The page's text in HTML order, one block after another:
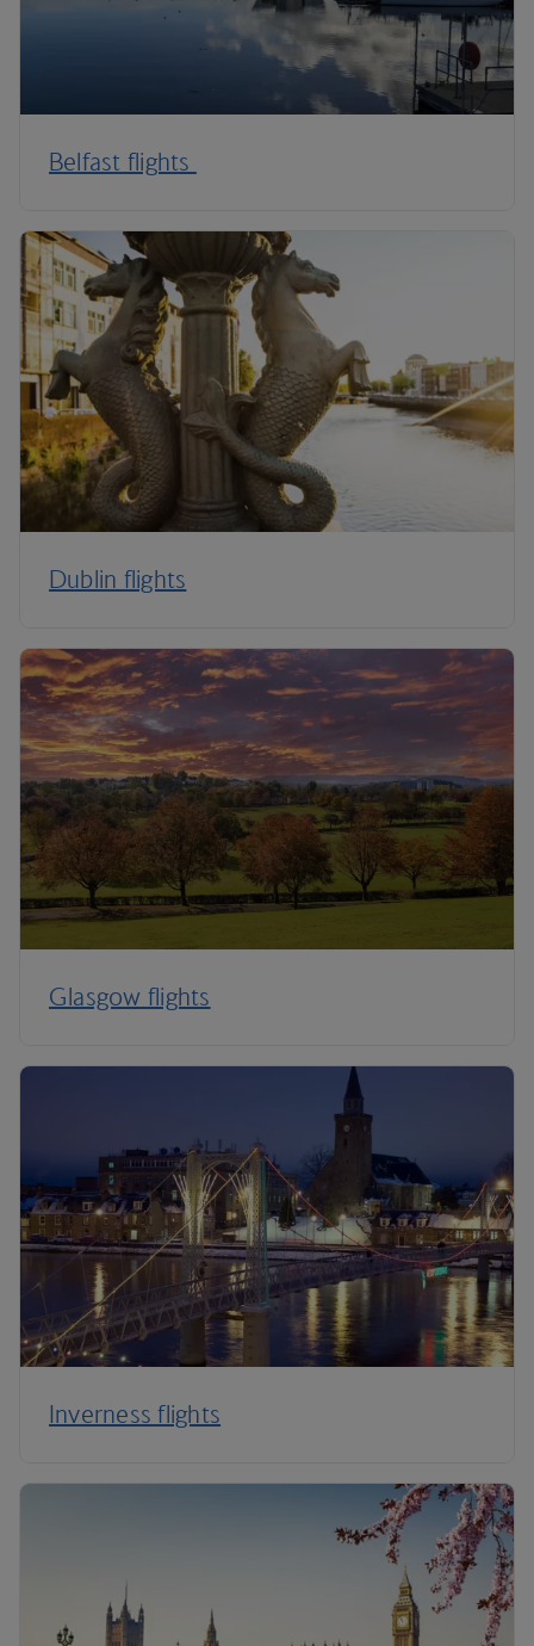
Belfast flights
Dublin flights
Glasgow flights
Inverness flights